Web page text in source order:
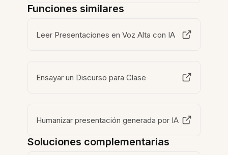
Funciones similares
Leer Presentaciones en Voz Alta con IA
Ensayar un Discurso para Clase
Humanizar presentación generada por IA
Soluciones complementarias